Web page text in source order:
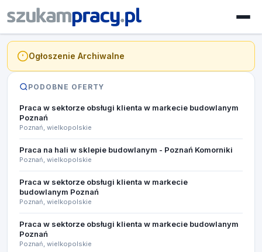
Ogłoszenie Archiwalne
PODOBNE OFERTY
Praca w sektorze obsługi klienta w markecie budowlanym
Poznań
Poznań, wielkopolskie
Praca na hali w sklepie budowlanym - Poznań Komorniki
Poznań, wielkopolskie
Praca w sektorze obsługi klienta w markecie
budowlanym Poznań
Poznań, wielkopolskie
Praca w sektorze obsługi klienta w markecie budowlanym
Poznań
Poznań, wielkopolskie